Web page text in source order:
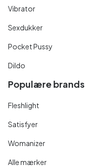
Vibrator
Sexdukker
Pocket Pussy
Dildo
Populære brands
Fleshlight
Satisfyer
Womanizer
Alle mærker